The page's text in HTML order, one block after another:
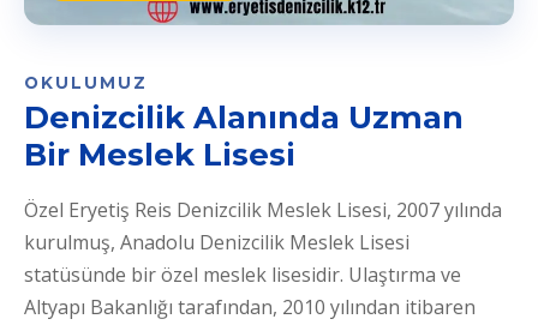
OKULUMUZ
Denizcilik Alanında Uzman
Bir Meslek Lisesi
Özel Eryetiş Reis Denizcilik Meslek Lisesi, 2007 yılında
kurulmuş, Anadolu Denizcilik Meslek Lisesi
statüsünde bir özel meslek lisesidir. Ulaştırma ve
Altyapı Bakanlığı tarafından, 2010 yılından itibaren